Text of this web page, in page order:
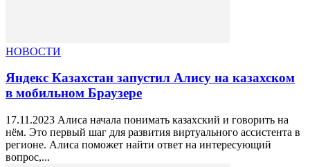
НОВОСТИ
Яндекс Казахстан запустил Алису на казахском
в мобильном Браузере
17.11.2023 Алиса начала понимать казахский и говорить на
нём. Это первый шаг для развития виртуального ассистента в
регионе. Алиса поможет найти ответ на интересующий
вопрос,...